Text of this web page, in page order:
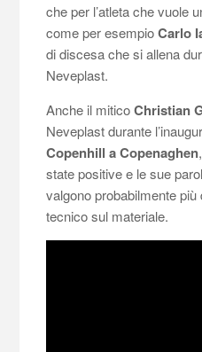
che per l’atleta che vuole
come per esempioCarlo
di discesa che si allena
Neveplast.
Anche il miticoChristian
Neveplast durante
Copenhill a Copenaghen
state positive e le sue
valgono probabilmente
tecnico sul materiale.